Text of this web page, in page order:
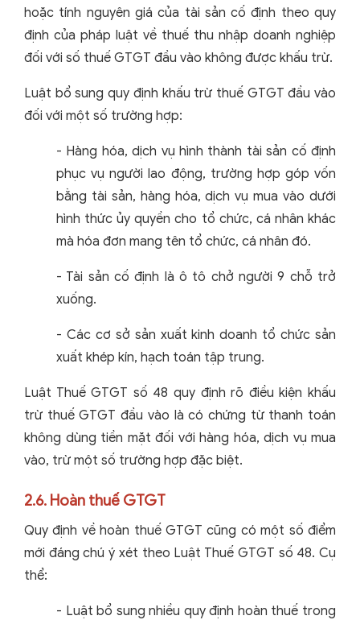
hoặc tính nguyên giá của tài sản cố định theo quy
định của pháp luật về thuế thu nhập doanh nghiệp
đối với số thuế GTGT đầu vào không được khấu trừ.
Luật bổ sung quy định khấu trừ thuế GTGT đầu vào
đối với một số trường hợp:
- Hàng hóa, dịch vụ hình thành tài sản cố định
phục vụ người lao động, trường hợp góp vốn
bằng tài sản, hàng hóa, dịch vụ mua vào dưới
hình thức ủy quyền cho tổ chức, cá nhân khác
mà hóa đơn mang tên tổ chức, cá nhân đó.
- Tài sản cố định là ô tô chở người 9 chỗ trở
xuống.
- Các cơ sở sản xuất kinh doanh tổ chức sản
xuất khép kín, hạch toán tập trung.
Luật Thuế GTGT số 48 quy định rõ điều kiện khấu
trừ thuế GTGT đầu vào là có chứng từ thanh toán
không dùng tiền mặt đối với hàng hóa, dịch vụ mua
vào, trừ một số trường hợp đặc biệt.
2.6. Hoàn thuế GTGT
Quy định về hoàn thuế GTGT cũng có một số điểm
mới đáng chú ý xét theo Luật Thuế GTGT số 48. Cụ
thể:
- Luật bổ sung nhiều quy định hoàn thuế trong